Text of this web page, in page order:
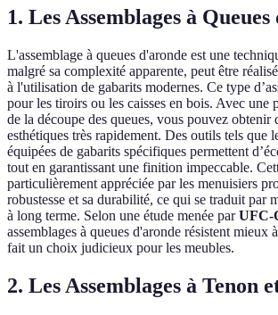
1. Les Assemblages à
L'assemblage à queues d'aronde est une
malgré sa complexité apparente, peut être
à l'utilisation de gabarits modernes. Ce type
pour les tiroirs ou les caisses en bois. Avec une
de la découpe des queues, vous pouvez obtenir
esthétiques très rapidement. Des outils tels que
équipées de gabarits spécifiques permettent
tout en garantissant une finition impeccable.
particulièrement appréciée par les menuisiers
robustesse et sa durabilité, ce qui se traduit par
à long terme. Selon une étude menée parUFC-
assemblages à queues d'aronde résistent mieux
fait un choix judicieux pour les meubles.
2. Les Assemblages à Tenon